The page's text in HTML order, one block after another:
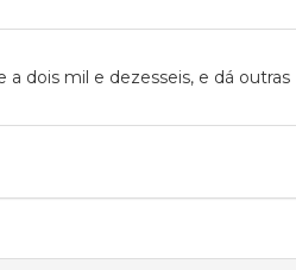
a dois mil e dezesseis, e dá outras